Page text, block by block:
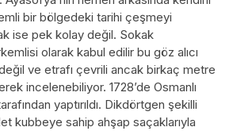
bir bölgedeki tarihi çeşmeyi
ise pek kolay değil. Sokak
olarak kabul edilir bu göz alıcı
ve etrafı çevrili ancak birkaç metre
incelenebiliyor. 1728’de Osmanlı
yaptırıldı. Dikdörtgen şekilli
kubbeye sahip ahşap saçaklarıyla